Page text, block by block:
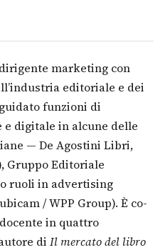
marketing con
editoriale e dei
funzioni di
digitale in alcune delle
— De Agostini Libri,
Gruppo Editoriale
ruoli in advertising
/ WPP Group). È co-
in quattro
di Il mercato del libro